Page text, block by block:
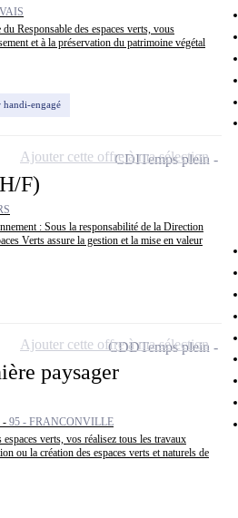
Responsable des espaces verts, vous
et à la préservation du patrimoine végétal
engagé
F)
: Sous la responsabilité de la Direction
Verts assure la gestion et la mise en valeur
CDITemps plein
Ajouter cette offre à ma sélection
paysager
- 95 - FRANCONVILLE
verts, vos réalisez tous les travaux
ou la création des espaces verts et naturels de
CDDTemps plein
Ajouter cette offre à ma sélection